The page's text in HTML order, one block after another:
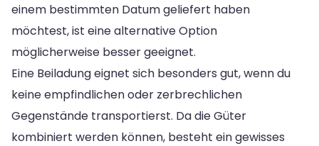
einem bestimmten Datum geliefert haben
möchtest, ist eine alternative Option
möglicherweise besser geeignet.
Eine Beiladung eignet sich besonders gut, wenn du
keine empfindlichen oder zerbrechlichen
Gegenstände transportierst. Da die Güter
kombiniert werden können, besteht ein gewisses